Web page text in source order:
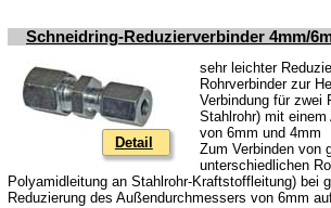
Schneidring-Reduzierverbinder 4mm/
Detail
sehr leichter
Rohrverbinder zur
Verbindung für zwei
Stahlrohr) mit
von 6mm und 4mm
Zum Verbinden von
unterschiedlichen
Polyamidleitung an Stahlrohr-Kraftstoffleitung) bei
Reduzierung des Außendurchmessers von 6mm